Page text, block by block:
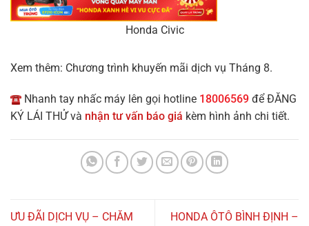
Honda Civic
Xem thêm: Chương trình khuyến mãi dịch vụ Tháng 8.
Nhanh tay nhấc máy lên gọi hotline 18006569 để ĐĂNG
KÝ LÁI THỬ và nhận tư vấn báo giá kèm hình ảnh chi tiết.
ƯU ĐÃI DỊCH VỤ – CHĂM
HONDA ÔTÔ BÌNH ĐỊNH –